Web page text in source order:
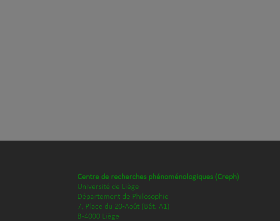
Centre de recherches phénoménologiques (Creph)
Université de Liège
Département de Philosophie
7, Place du 20-Août (Bât. A1)
B-4000 Liège